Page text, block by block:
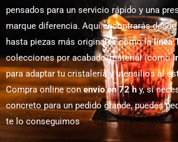
pensados para un servicio rápido y una
marque diferencia. Aquí encontrarás desde
hasta piezas más originales como lalínea
colecciones por acabado/material (como
para adaptar tu cristalería y utensilios al
Compra online conenvío en 72 hy, si
concreto para un pedido grande, puedes
te lo conseguimos